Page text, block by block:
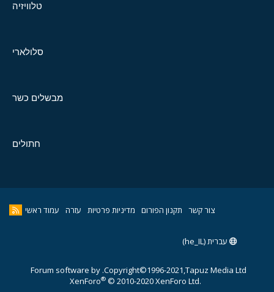
טלוויזיה
סלולארי
מבשלים כשר
חתולים
צור קשר תקנון הפורום מדיניות פרטיות עזרה עמוד ראשי
עברית (he_IL)
Copyright©1996-2021,Tapuz Media Ltd.
Forum software by
XenForo® © 2010-2020 XenForo Ltd.